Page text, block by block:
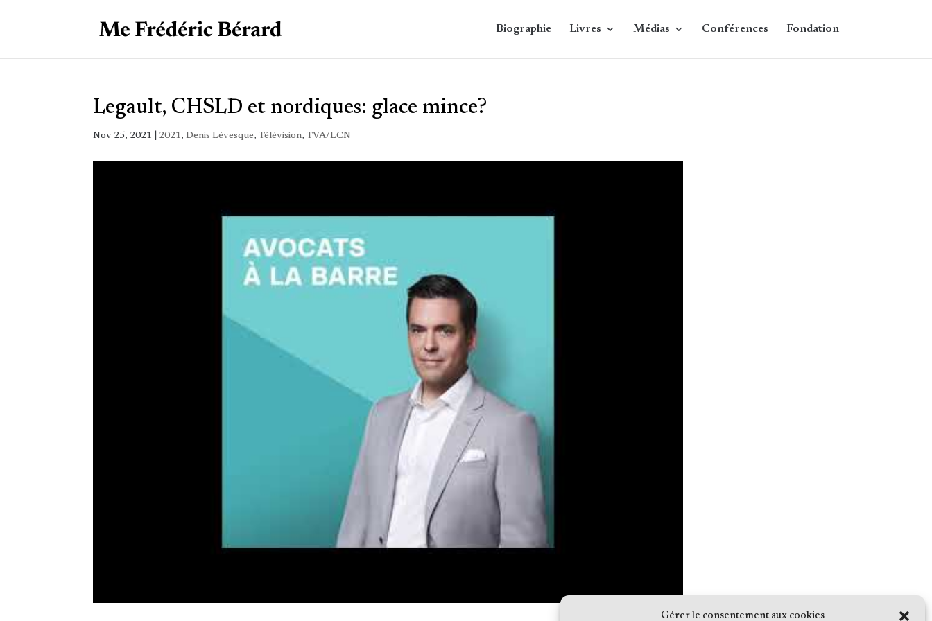
Gérer le consentement aux cookies
Biographie Livres Médias Conférences Fondation
Legault, CHSLD et nordiques: glace mince?
Nov 25, 2021 2021,Denis Lévesque,Télévision,TVA/LCN